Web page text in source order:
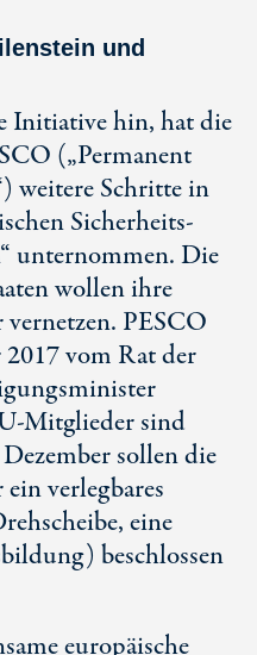
und
Initiative hin, hat die
(„Permanent
weitere Schritte in
Sicherheits-
unternommen. Die
wollen ihre
PESCO
vom Rat der
Mitglieder sind
sollen die
verlegbares
eine
beschlossen
europäische